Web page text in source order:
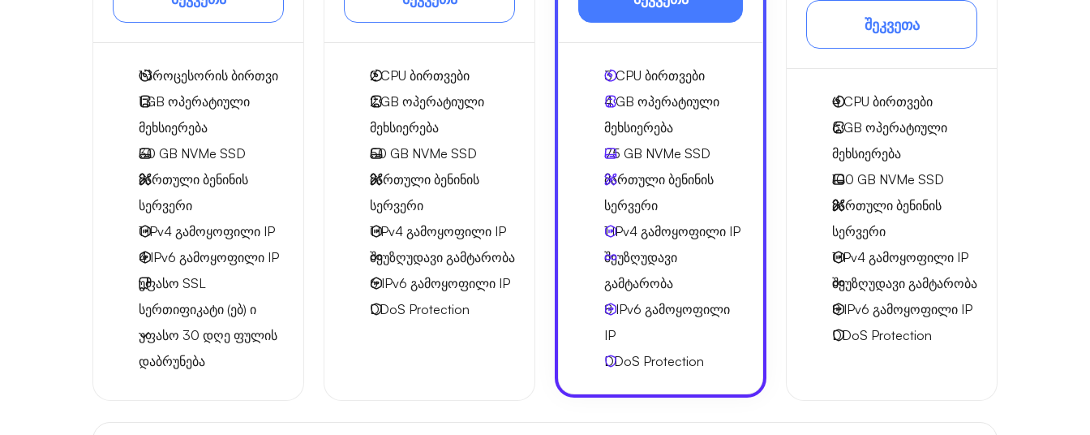
1პროცესორის ბირთვი
1 GB ოპერატიული
მეხსიერება
30 GB NVMe SSD
მართული ბენინის
სერვერი
1 IPv4 გამოყოფილი IP
4 IPv6 გამოყოფილი IP
უფასო SSL
სერთიფიკატი (ებ) ი
უფასო 30 დღე ფულის
დაბრუნება
2CPU ბირთვები
2 GB ოპერატიული
მეხსიერება
50 GB NVMe SSD
მართული ბენინის
სერვერი
1 IPv4 გამოყოფილი IP
შეუზღუდავი გამტარობა
6 IPv6 გამოყოფილი IP
DDoS Protection
3CPU ბირთვები
4 GB ოპერატიული
მეხსიერება
75 GB NVMe SSD
მართული ბენინის
სერვერი
1 IPv4 გამოყოფილი IP
შეუზღუდავი
გამტარობა
8 IPv6 გამოყოფილი
IP
DDoS Protection
შეკვეთა
4CPU ბირთვები
6 GB ოპერატიული
მეხსიერება
100 GB NVMe SSD
მართული ბენინის
სერვერი
1 IPv4 გამოყოფილი IP
შეუზღუდავი გამტარობა
8 IPv6 გამოყოფილი IP
DDoS Protection